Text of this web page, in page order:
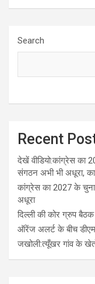
Search
Recent
देखें वीडियो:कांग्रेस का
संगठन अभी भी अधूरा,
कांग्रेस का 2027 के
अधूरा
दिल्ली की कोर ग्रुप
ऑरेंज अलर्ट के बीच
जखोली:त्यूँखर गांव के